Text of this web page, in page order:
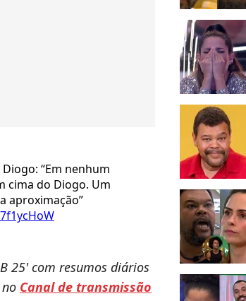
“Em nenhum
cima do Diogo. Um
aproximação”
25' com resumos diários
Canal de transmissão